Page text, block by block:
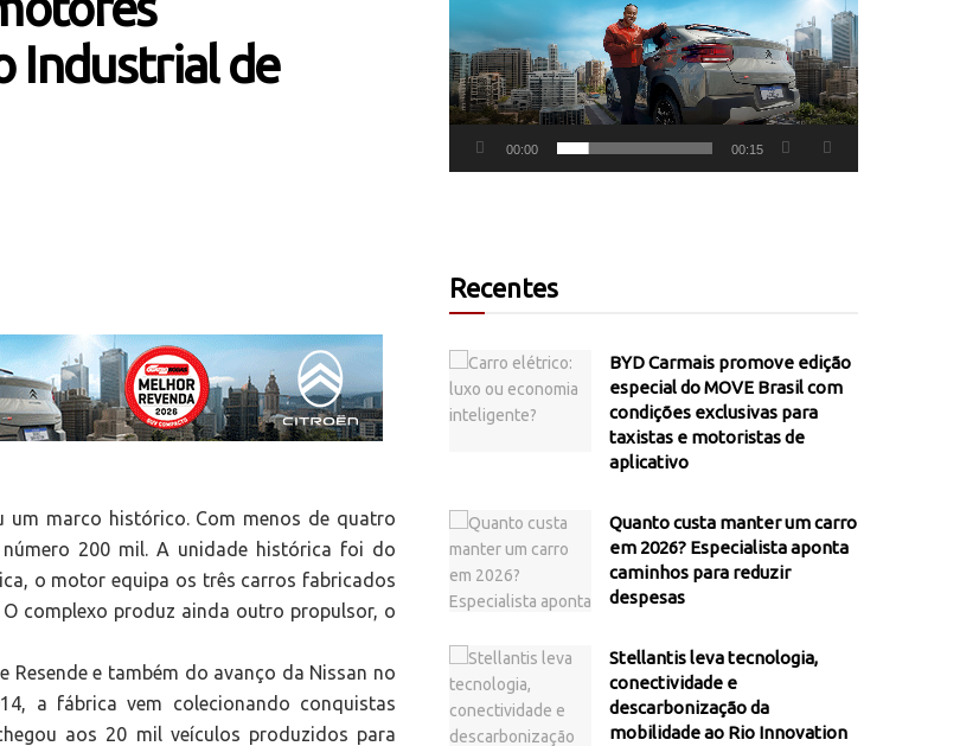
Industrial de
um marco histórico. Com menos de quatro
200 mil. A unidade histórica foi do
o motor equipa os três carros fabricados
O complexo produz ainda outro propulsor, o
e também do avanço da Nissan no
a fábrica vem colecionando conquistas
aos 20 mil veículos produzidos para
00:00 00:15
Recentes
BYD Carmais promove edição
especial do MOVE Brasil com
condições exclusivas para
taxistas e motoristas de
aplicativo
Quanto custa manter um carro
em 2026? Especialista aponta
caminhos para reduzir
despesas
Stellantis leva tecnologia,
conectividade e
descarbonização da
mobilidade ao Rio Innovation